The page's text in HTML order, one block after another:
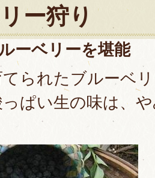
ー狩り
ーベリーを堪能
られたブルーベ
ぱい生の味は、